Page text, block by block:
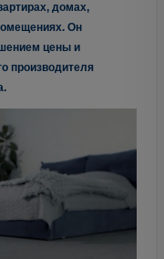
домах,
Он
цены и
производителя